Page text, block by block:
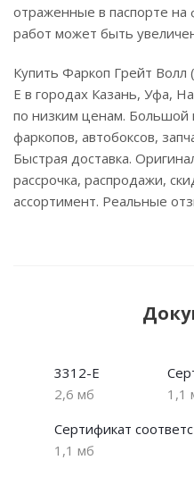
отраженные в паспорте на
работ может быть
Купить Фаркоп Грейт
E в городах Казань, Уфа,
по низким ценам. Большой
фаркопов, автобоксов,
Быстрая доставка.
рассрочка, распродажи,
ассортимент. Реальные
3312-E
2,6 мб
1,1
Сертификат
1,1 мб